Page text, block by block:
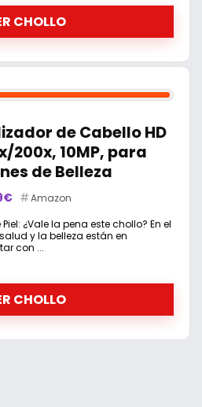
CHOLLO
de Cabello HD
200x, 10MP, para
de Belleza
Amazon
¿Vale la pena este chollo? En el
y la belleza están en
con ...
CHOLLO